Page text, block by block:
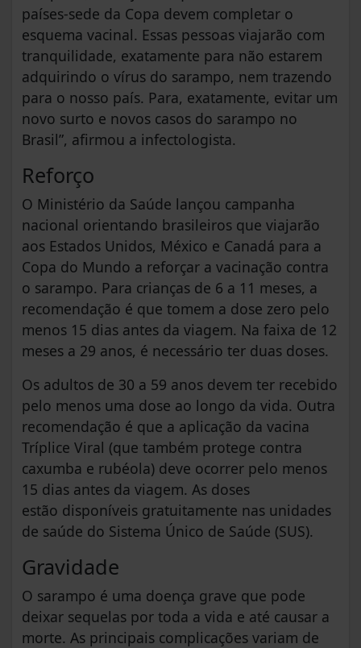
países-sede da Copa devem completar o
esquema vacinal. Essas pessoas viajarão com
tranquilidade, exatamente para não estarem
adquirindo o vírus do sarampo, nem trazendo
para o nosso país. Para, exatamente, evitar um
novo surto e novos casos do sarampo no
Brasil”, afirmou a infectologista.
Reforço
O Ministério da Saúde lançou campanha
nacional orientando brasileiros que viajarão
aos Estados Unidos, México e Canadá para a
Copa do Mundo a reforçar a vacinação contra
o sarampo. Para crianças de 6 a 11 meses, a
recomendação é que tomem a dose zero pelo
menos 15 dias antes da viagem. Na faixa de 12
meses a 29 anos, é necessário ter duas doses.
Os adultos de 30 a 59 anos devem ter recebido
pelo menos uma dose ao longo da vida. Outra
recomendação é que a aplicação da vacina
Tríplice Viral (que também protege contra
caxumba e rubéola) deve ocorrer pelo menos
15 dias antes da viagem. As doses
estão disponíveis gratuitamente nas unidades
de saúde do Sistema Único de Saúde (SUS).
Gravidade
O sarampo é uma doença grave que pode
deixar sequelas por toda a vida e até causar a
morte. As principais complicações variam de